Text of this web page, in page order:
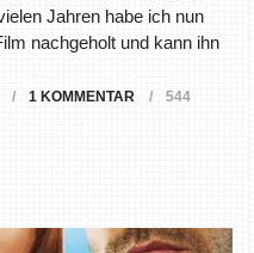
Jahren habe ich nun
nachgeholt und kann ihn
1 KOMMENTAR
544